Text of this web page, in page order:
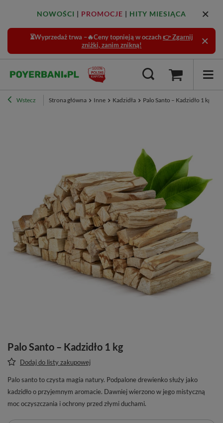
NOWOŚCI | PROMOCJE | HITY MIESIĄCA
⏳Wyprzedaż trwa –🔥Ceny topnieją w oczach 👉 Zgarnij
zniżki, zanim znikną!
Wstecz Strona główna Inne Kadzidła Palo Santo – Kadzidło 1 kg
Palo Santo – Kadzidło 1 kg
Dodaj do listy zakupowej
Palo santo to czysta magia natury. Podpalone drewienko służy jako
kadzidło o przyjemnym aromacie. Dawniej wierzono w jego mistyczną
moc oczyszczania i ochrony przed złymi duchami.